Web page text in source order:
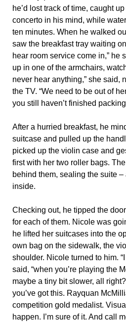
he’d lost track of time, caught
concerto in his mind, while
ten minutes. When he walked
saw the breakfast tray waiting
hear room service come in,” he
up in one of the armchairs,
never hear anything,” she said,
the TV. “We need to be out of
you still haven’t finished
After a hurried breakfast, he
suitcase and pulled up the
picked up the violin case and
first with her two roller bags.
behind them, sealing the suite
inside.
Checking out, he tipped the
for each of them. Nicole was
he lifted her suitcases into the
own bag on the sidewalk, the
shoulder. Nicole turned to him.
said, “when you’re playing the
maybe a tiny bit slower, all
you’ve got this. Rayquan
competition gold medalist.
happen. I’m sure of it. And call